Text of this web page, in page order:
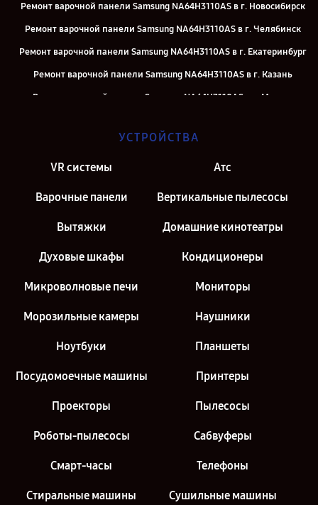
Ремонт варочной панели Samsung NA64H3110AS в г. Новосибирск
Ремонт варочной панели Samsung NA64H3110AS в г. Челябинск
Ремонт варочной панели Samsung NA64H3110AS в г. Екатеринбург
Ремонт варочной панели Samsung NA64H3110AS в г. Казань
Ремонт варочной панели Samsung NA64H3110AS в г. Москва
Петербург
УСТРОЙСТВА
VR системы Атс
Варочные панели Вертикальные пылесосы
Вытяжки Домашние кинотеатры
Духовые шкафы Кондиционеры
Микроволновые печи Мониторы
Морозильные камеры Наушники
Ноутбуки Планшеты
Посудомоечные машины Принтеры
Проекторы Пылесосы
Роботы-пылесосы Сабвуферы
Смарт-часы Телефоны
Стиральные машины Сушильные машины